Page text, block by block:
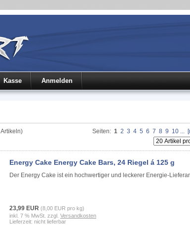
Kasse Anmelden
Artikeln) Seiten: 1 2 3 4 5 6 7 8 9 10 ...
Energy Cake Energy Cake Bars, 24 Riegel á 125 g
Der Energy Cake ist ein hochwertiger und leckerer Energie-
23,99 EUR (8,00 EUR pro kg)
inkl. 7 % MwSt. zzgl. Versandkosten
Lieferzeit: nicht lieferbar